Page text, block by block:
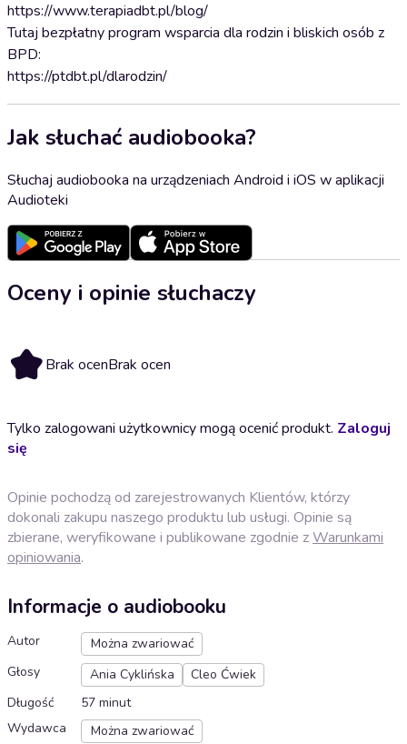
https://www.terapiadbt.pl/blog/
Tutaj bezpłatny program wsparcia dla rodzin i bliskich osób z
BPD:
https://ptdbt.pl/dlarodzin/
Jak słuchać audiobooka?
Słuchaj audiobooka na urządzeniach Android i iOS w aplikacji
Audioteki
Oceny i opinie słuchaczy
Brak ocenBrak ocen
Tylko zalogowani użytkownicy mogą ocenić produkt. Zaloguj
się
Opinie pochodzą od zarejestrowanych Klientów, którzy
dokonali zakupu naszego produktu lub usługi. Opinie są
zbierane, weryfikowane i publikowane zgodnie zWarunkami
opiniowania.
Informacje o audiobooku
Autor
Można zwariować
Głosy
Ania Cyklińska
Cleo Ćwiek
Długość
57 minut
Wydawca
Można zwariować